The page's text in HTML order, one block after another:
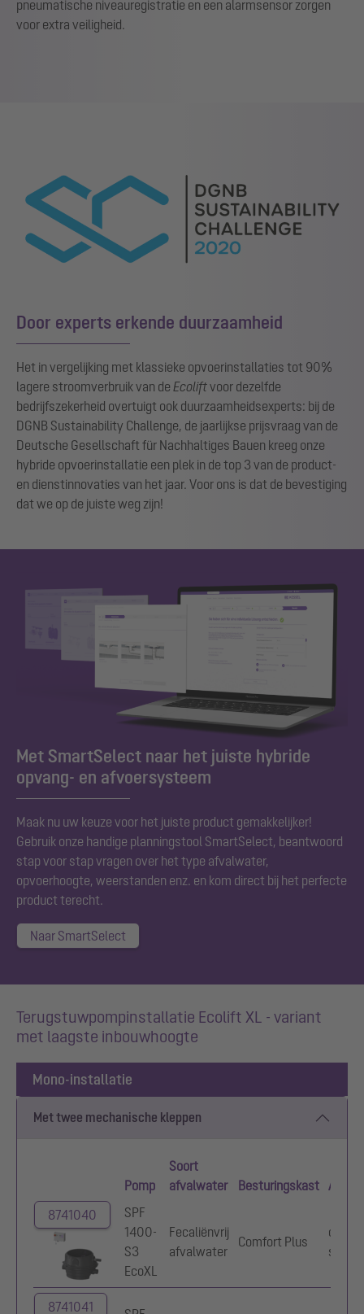
pneumatische niveauregistratie en een alarmsensor zorgen
voor extra veiligheid.
Door experts erkende duurzaamheid
Het in vergelijking met klassieke opvoerinstallaties tot 90%
lagere stroomverbruik van de Ecoliftvoor dezelfde
bedrijfszekerheid overtuigt ook duurzaamheidsexperts: bij de
DGNB Sustainability Challenge, de jaarlijkse prijsvraag van de
Deutsche Gesellschaft für Nachhaltiges Bauen kreeg onze
hybride opvoerinstallatie een plek in de top 3 van de product-
en dienstinnovaties van het jaar. Voor ons is dat de bevestiging
dat we op de juiste weg zijn!
Met SmartSelect naar het juiste hybride
opvang- en afvoersysteem
Maak nu uw keuze voor het juiste product gemakkelijker!
Gebruik onze handige planningstool SmartSelect, beantwoord
stap voor stap vragen over het type afvalwater,
opvoerhoogte, weerstanden enz. en kom direct bij het perfecte
product terecht.
Naar SmartSelect
Terugstuwpompinstallatie Ecolift XL - variant
met laagste inbouwhoogte
Mono-installatie
Met twee mechanische kleppen
Pomp
Soort
afvalwater
Besturingskast
8741040
SPF
1400-
S3
EcoXL
Fecaliënvrij
afvalwater
Comfort Plus
sonde
8741041